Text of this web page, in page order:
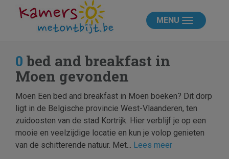
MENU
0 bed and breakfast in
Moen gevonden
Moen Een bed and breakfast in Moen boeken? Dit dorp
ligt in de Belgische provincie West-Vlaanderen, ten
zuidoosten van de stad Kortrijk. Hier verblijf je op een
mooie en veelzijdige locatie en kun je volop genieten
van de schitterende natuur. Met... Lees meer